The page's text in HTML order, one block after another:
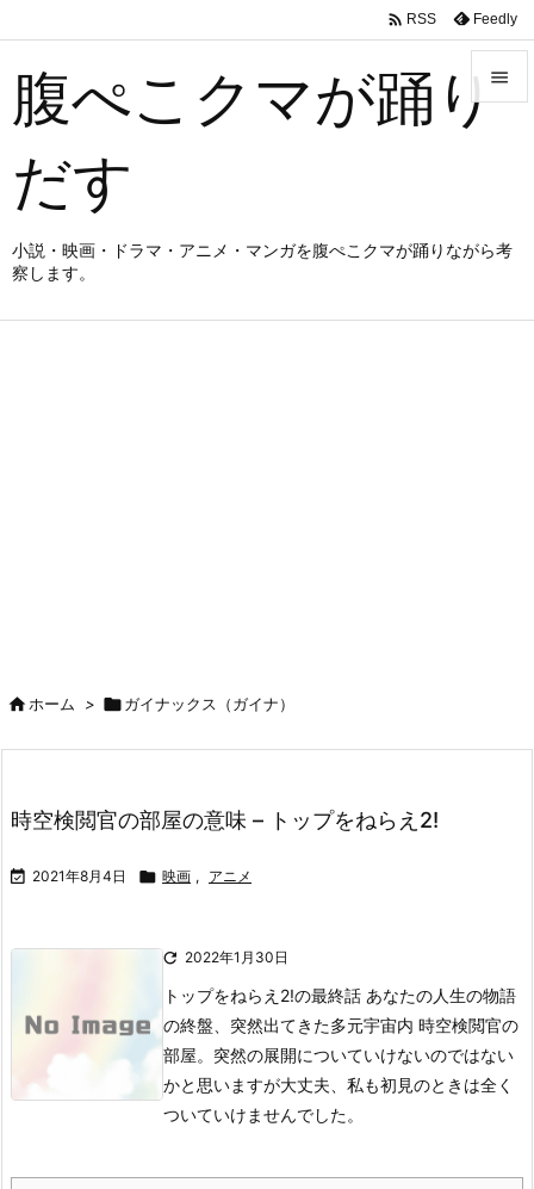
腹ぺこクマが踊り
だす
小説・映画・ドラマ・アニメ・マンガを腹ぺこクマが踊りながら考
察します。


 RSS Feedly
ホーム > ガイナックス（ガイナ）
時空検閲官の部屋の意味 – トップをねらえ2!
 2021年8月4日  映画 , アニメ
 2022年1月30日
トップをねらえ2!の最終話 あなたの人生の物語
の終盤、突然出てきた多元宇宙内 時空検閲官の
部屋。 突然の展開についていけないのではない
かと思いますが大丈夫、私も初見のときは全く
ついていけませんでした。